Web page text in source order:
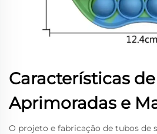
Características
Aprimoradas e
O projeto e fabricação de tubos de